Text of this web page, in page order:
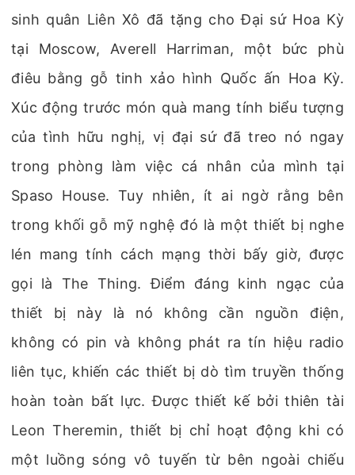
sinh quân Liên Xô đã tặng cho Đại sứ Hoa Kỳ
tại Moscow, Averell Harriman, một bức phù
điêu bằng gỗ tinh xảo hình Quốc ấn Hoa Kỳ.
Xúc động trước món quà mang tính biểu tượng
của tình hữu nghị, vị đại sứ đã treo nó ngay
trong phòng làm việc cá nhân của mình tại
Spaso House. Tuy nhiên, ít ai ngờ rằng bên
trong khối gỗ mỹ nghệ đó là một thiết bị nghe
lén mang tính cách mạng thời bấy giờ, được
gọi là The Thing. Điểm đáng kinh ngạc của
thiết bị này là nó không cần nguồn điện,
không có pin và không phát ra tín hiệu radio
liên tục, khiến các thiết bị dò tìm truyền thống
hoàn toàn bất lực. Được thiết kế bởi thiên tài
Leon Theremin, thiết bị chỉ hoạt động khi có
một luồng sóng vô tuyến từ bên ngoài chiếu